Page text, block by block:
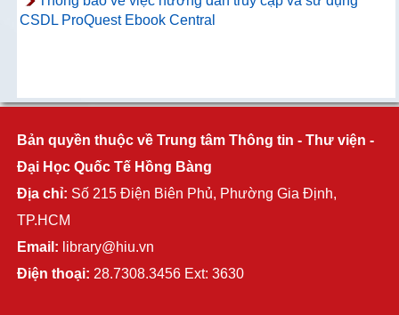
CSDL ProQuest Ebook Central
Bản quyền thuộc về Trung tâm Thông tin - Thư viện -
Đại Học Quốc Tế Hồng Bàng
Địa chỉ: Số 215 Điện Biên Phủ, Phường Gia Định,
TP.HCM
Email: library@hiu.vn
Điện thoại: 28.7308.3456 Ext: 3630